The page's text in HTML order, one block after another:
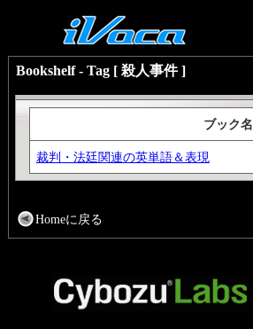
Bookshelf - Tag [ 殺人事件 ]
ブック名
裁判・法廷関連の英単語＆表現
Homeに戻る